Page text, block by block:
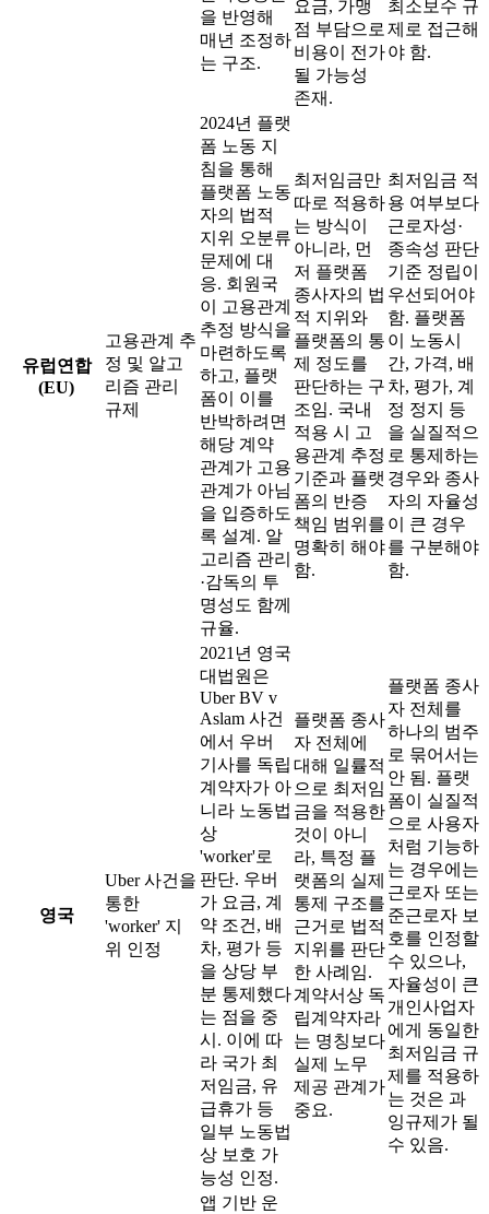
을 반영해
매년 조정하
는 구조.
요금, 가맹
점 부담으로
비용이 전가
될 가능성
존재.
최소보수 규
제로 접근해
야 함.
유럽연합
(EU)
고용관계 추
정 및 알고
리즘 관리
규제
2024년 플랫
폼 노동 지
침을 통해
플랫폼 노동
자의 법적
지위 오분류
문제에 대
응. 회원국
이 고용관계
추정 방식을
마련하도록
하고, 플랫
폼이 이를
반박하려면
해당 계약
관계가 고용
관계가 아님
을 입증하도
록 설계. 알
고리즘 관리
·감독의 투
명성도 함께
규율.
최저임금만
따로 적용하
는 방식이
아니라, 먼
저 플랫폼
종사자의 법
적 지위와
플랫폼의 통
제 정도를
판단하는 구
조임. 국내
적용 시 고
용관계 추정
기준과 플랫
폼의 반증
책임 범위를
명확히 해야
함.
최저임금 적
용 여부보다
근로자성·
종속성 판단
기준 정립이
우선되어야
함. 플랫폼
이 노동시
간, 가격, 배
차, 평가, 계
정 정지 등
을 실질적으
로 통제하는
경우와 종사
자의 자율성
이 큰 경우
를 구분해야
함.
영국
Uber 사건을
통한
'worker' 지
위 인정
2021년 영국
대법원은
Uber BV v
Aslam 사건
에서 우버
기사를 독립
계약자가 아
니라 노동법
상
'worker'로
판단. 우버
가 요금, 계
약 조건, 배
차, 평가 등
을 상당 부
분 통제했다
는 점을 중
시. 이에 따
라 국가 최
저임금, 유
급휴가 등
일부 노동법
상 보호 가
능성 인정.
플랫폼 종사
자 전체에
대해 일률적
으로 최저임
금을 적용한
것이 아니
라, 특정 플
랫폼의 실제
통제 구조를
근거로 법적
지위를 판단
한 사례임.
계약서상 독
립계약자라
는 명칭보다
실제 노무
제공 관계가
중요.
플랫폼 종사
자 전체를
하나의 범주
로 묶어서는
안 됨. 플랫
폼이 실질적
으로 사용자
처럼 기능하
는 경우에는
근로자 또는
준근로자 보
호를 인정할
수 있으나,
자율성이 큰
개인사업자
에게 동일한
최저임금 규
제를 적용하
는 것은 과
잉규제가 될
수 있음.
앱 기반 운